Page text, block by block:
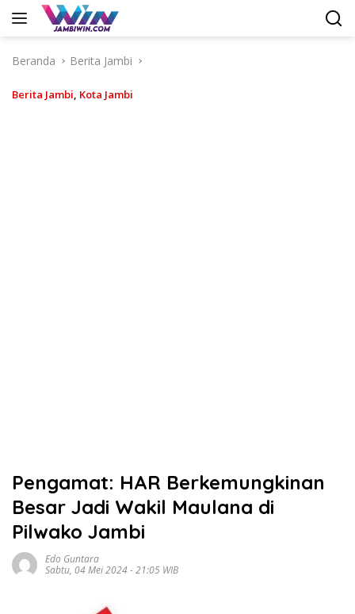
Langsung
Beranda
Berita Jambi
Berita Jambi, Kota Jambi
Pengamat: HAR Berkemungkinan
Besar Jadi Wakil Maulana di
Pilwako Jambi
Edo Guntara
Sabtu, 04 Mei 2024 - 21:05 WIB